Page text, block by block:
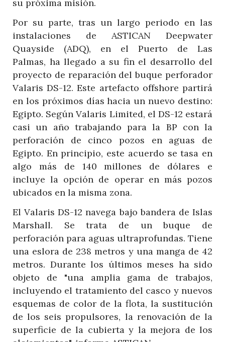
su próxima misión.
Por su parte, tras un largo periodo en las
instalaciones de ASTICAN Deepwater
Quayside (ADQ), en el Puerto de Las
Palmas, ha llegado a su fin el desarrollo del
proyecto de reparación del buque perforador
Valaris DS-12. Este artefacto offshore partirá
en los próximos días hacia un nuevo destino:
Egipto. Según Valaris Limited, el DS-12 estará
casi un año trabajando para la BP con la
perforación de cinco pozos en aguas de
Egipto. En principio, este acuerdo se tasa en
algo más de 140 millones de dólares e
incluye la opción de operar en más pozos
ubicados en la misma zona.
El Valaris DS-12 navega bajo bandera de Islas
Marshall. Se trata de un buque de
perforación para aguas ultraprofundas. Tiene
una eslora de 238 metros y una manga de 42
metros. Durante los últimos meses ha sido
objeto de "una amplia gama de trabajos,
incluyendo el tratamiento del casco y nuevos
esquemas de color de la flota, la sustitución
de los seis propulsores, la renovación de la
superficie de la cubierta y la mejora de los